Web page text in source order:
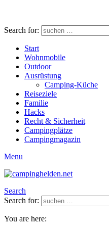
Search for:
Start
Wohnmobile
Outdoor
Ausrüstung
Camping-Küche
Reiseziele
Familie
Hacks
Recht & Sicherheit
Campingplätze
Campingmagazin
Menu
Search
Search for:
You are here: